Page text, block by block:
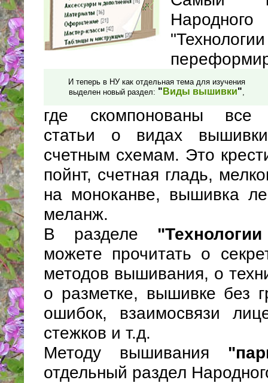
И теперь в НУ как отдельная тема для изучения
выделен новый раздел: " Виды вышивки",
где скомпонованы все
статьи о видах
счетным схемам. Это
пойнт, счетная гладь,
на моноканве, вышивка
меланж.
В разделе
можете прочитать о
методов вышивания, о
о разметке, вышивке без
ошибок, взаимосвязи
стежков и т.д.
Методу вышивания
отдельный раздел